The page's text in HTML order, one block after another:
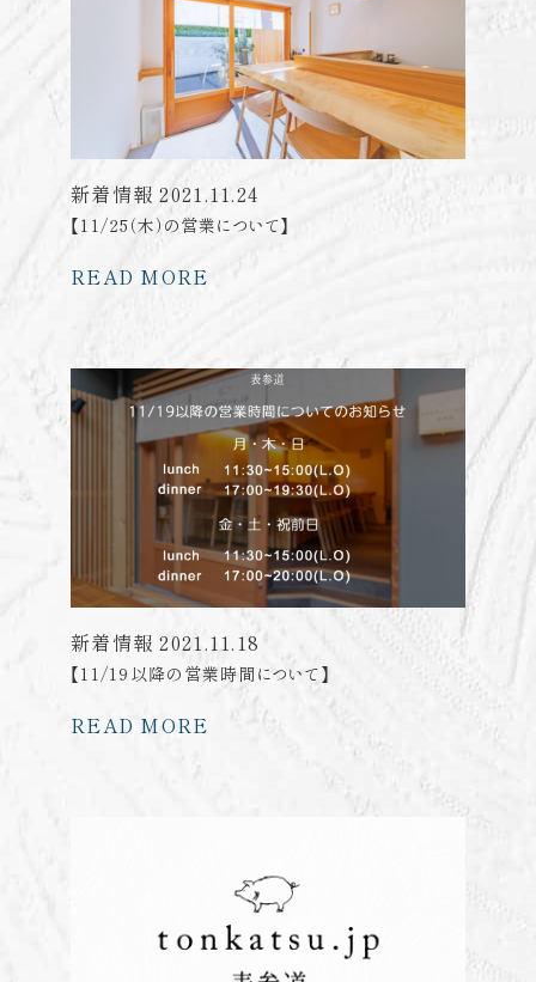
新着情報 2021.11.24
【11/25（木）の営業について】
READ MORE
新着情報 2021.11.18
【11/19以降の営業時間について】
READ MORE